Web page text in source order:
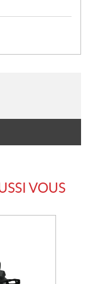
VOUS